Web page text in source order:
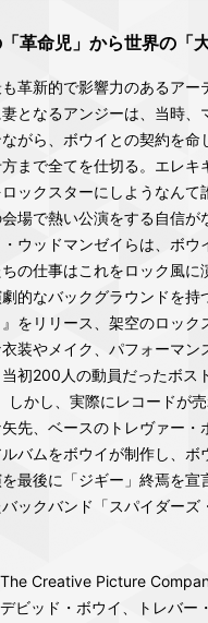
革命児」から世界の「
革新的で影響力のあるアー
妻となるアンジーは、当時
がら、ボウイとの契約を命
まで全てを仕切る。エレキ
ックスターにしようなん
場で熱い公演をする自信が
・ウッドマンゼイらは、ボ
の仕事はこれをロック風に
的なバックグラウンドを
をリリース、架空のロック
装やメイク、パフォーマ
初200人の動員だったボス
かし、実際にレコードが
先、ベースのトレヴァー・
バムをボウイが制作し、
最後に「ジギー」終焉を
ックバンド「スパイダーズ
The Creative Picture
デビッド・ボウイ、トレバー